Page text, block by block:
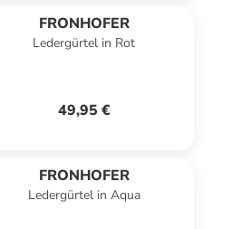
FRONHOFER
Ledergürtel in Rot
49,95 €
FRONHOFER
Ledergürtel in Aqua